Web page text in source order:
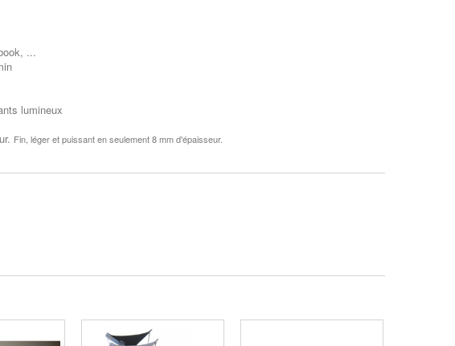
...
lumineux
Fin, léger et puissant en seulement 8 mm d'épaisseur.